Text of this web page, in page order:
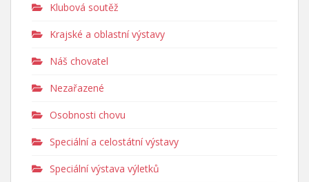
Klubová soutěž
Krajské a oblastní výstavy
Náš chovatel
Nezařazené
Osobnosti chovu
Speciální a celostátní výstavy
Speciální výstava výletků